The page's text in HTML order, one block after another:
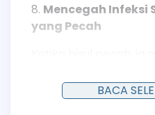
Mencegah Infeksi
yang Pecah
bakteri lain dari
BACA